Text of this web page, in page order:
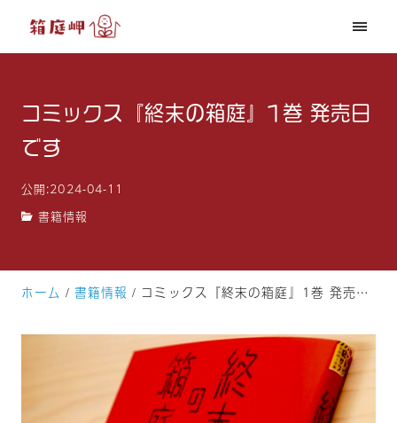
コミックス『終末の箱庭』1巻 発売日
です
公開:2024-04-11
書籍情報
ホーム 書籍情報 コミックス『終末の箱庭』1巻 発売日です